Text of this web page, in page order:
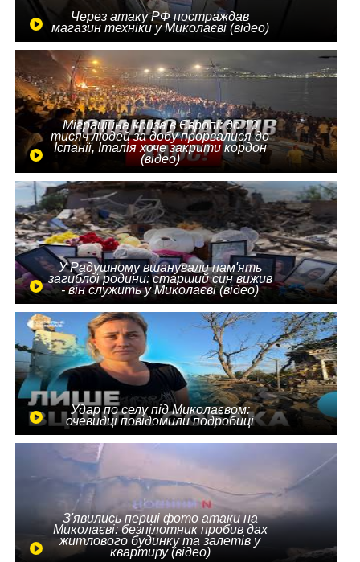
Через атаку РФ постраждав
магазин техніки у Миколаєві (відео)
Міграційна криза в Європі: до 10
тисяч людей за добу прорвалися до
Іспанії, Італія хоче закрити кордон
(відео)
У Радушному вшанували пам'ять
загиблої родини: старший син вижив
- він служить у Миколаєві (відео)
Удар по селу під Миколаєвом:
очевидці повідомили подробиці
З'явились перші фото атаки на
Миколаєві: безпілотник пробив дах
житлового будинку та залетів у
квартиру (відео)